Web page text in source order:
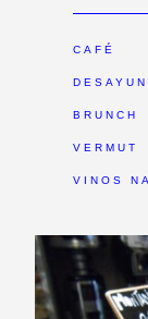
CAFÉ
BRUNCH
VERMUT
VINOS